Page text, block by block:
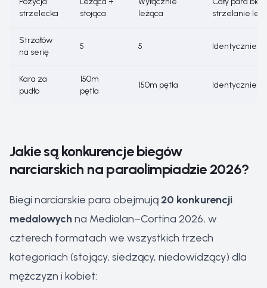
strzelecka
stojąca
leżąca
strzelanie
Strzałów
na serię
5 5 Identycznie
Kara za
pudło
150m
pętla
150m pętla Identycznie
Jakie są konkurencje biegów
narciarskich na paraolimpiadzie 2026?
Biegi narciarskie para obejmują 20 konkurencji
medalowychna Mediolan–Cortina 2026, w
czterech formatach we wszystkich trzech
kategoriach (stojący, siedzący, niedowidzący) dla
mężczyzn i kobiet: